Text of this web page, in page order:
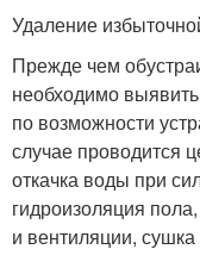
Удаление
Прежде чем
необходимо
по возможности
случае проводится
откачка воды при
гидроизоляция
и вентиляции,